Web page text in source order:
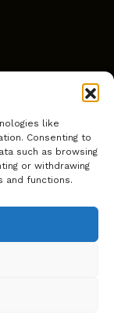
like
Consenting to
such as browsing
or withdrawing
and functions.